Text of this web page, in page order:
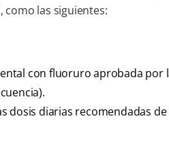
como las siguientes:
con fluoruro aprobada por
dosis diarias recomendadas de